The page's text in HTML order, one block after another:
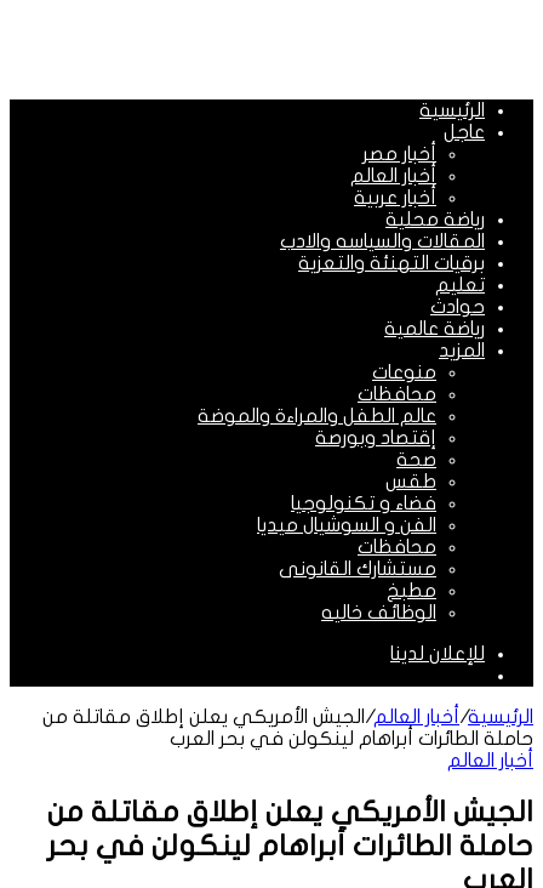
الرئيسية
عاجل
أخبار مصر
أخبار العالم
أخبار عربية
رياضة محلية
المقالات والسياسه والادب
برقيات التهنئة والتعزية
تعليم
حوادث
رياضة عالمية
المزيد
منوعات
محافظات
عالم الطفل والمراءة والموضة
إقتصاد وبورصة
صحة
طقس
فضاء و تكنولوجيا
الفن و السوشيال ميديا
محافظات
مستشارك القانونى
مطبخ
الوظائف خاليه
للإعلان لدينا
الرئيسية/ أخبار العالم/ الجيش الأمريكي يعلن إطلاق مقاتلة من
حاملة الطائرات أبراهام لينكولن في بحر العرب
أخبار العالم
الجيش الأمريكي يعلن إطلاق مقاتلة من
حاملة الطائرات أبراهام لينكولن في بحر
العرب